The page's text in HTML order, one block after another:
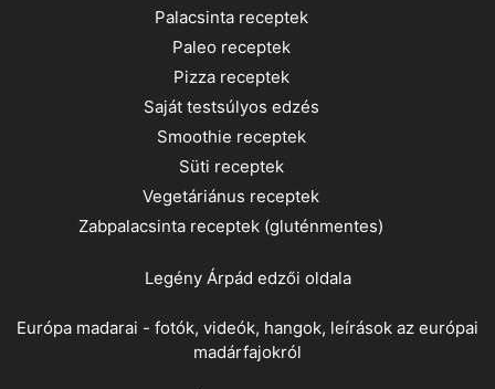
Palacsinta receptek
Paleo receptek
Pizza receptek
Saját testsúlyos edzés
Smoothie receptek
Süti receptek
Vegetáriánus receptek
Zabpalacsinta receptek (gluténmentes)
Legény Árpád edzői oldala
Európa madarai - fotók, videók, hangok, leírások az európai
madárfajokról